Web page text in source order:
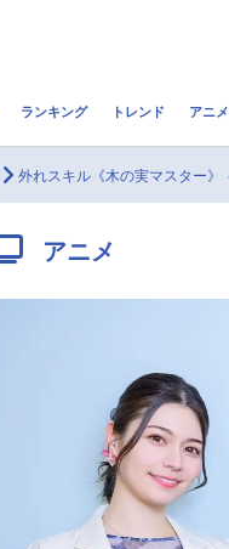
ゲーム・アプリ
声優記事一
ランキング トレンド アニメ
外れスキル《木の実マスター》
アニメ